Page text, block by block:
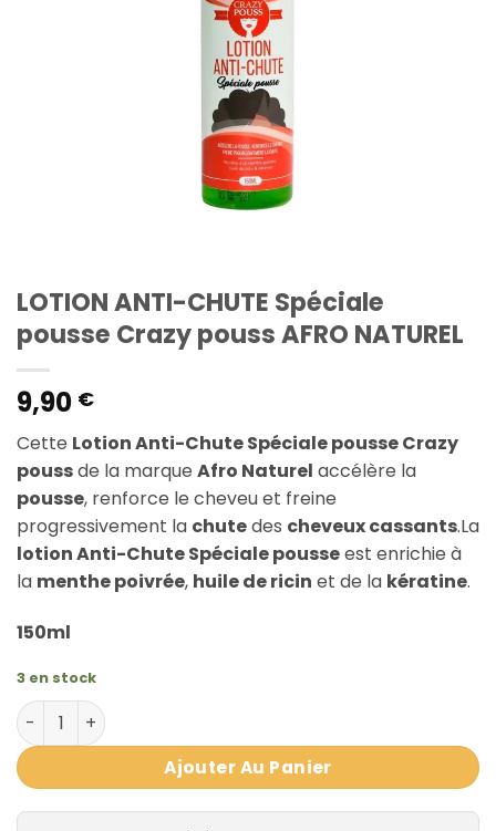
LOTION ANTI-CHUTE Spéciale
pousse Crazy pouss AFRO NATUREL
9,90 €
Cette Lotion Anti-Chute Spéciale pousse Crazy
poussde la marque Afro Naturel accélère la
pousse, renforce le cheveu et freine
progressivement la chutedes cheveux cassants.La
lotion Anti-Chute Spéciale pousseest enrichie à
la menthe poivrée, huile de ricin et de la kératine.
150ml
3 en stock
quantité de LOTION ANTI-CHUTE Spéciale pousse Crazy
Ajouter Au Panier